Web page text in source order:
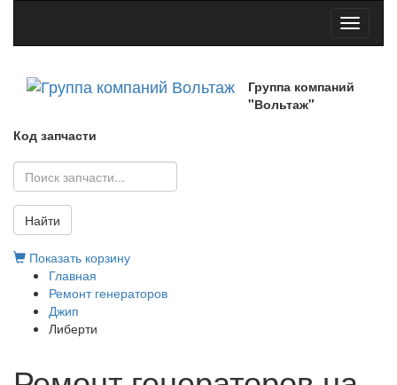
Toggle
Группа компаний
"Вольтаж"
Код запчасти
Найти
Показать корзину
Главная
Ремонт генераторов
Джип
Либерти